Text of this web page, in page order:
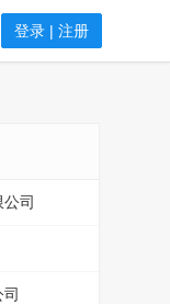
登录 | 注册
司